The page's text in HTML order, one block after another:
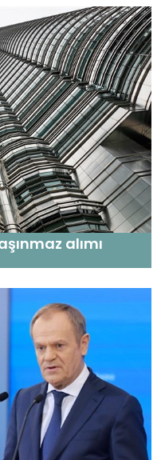
alımı